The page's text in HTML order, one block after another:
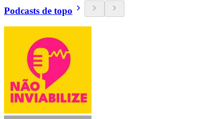
Podcasts de topo